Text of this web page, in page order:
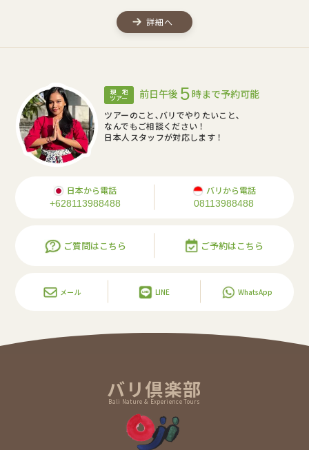
詳細へ
現 地
ツアー 前日午後 5時まで予約可能
ツアーのこと､バリでやりたいこと､
なんでもご相談ください！
日本人スタッフが対応します！
日本から電話
+628113988488
バリから電話
08113988488
ご質問はこちら ご予約はこちら
メール LINE WhatsApp
バリ倶楽部
Bali Nature & Experience Tours